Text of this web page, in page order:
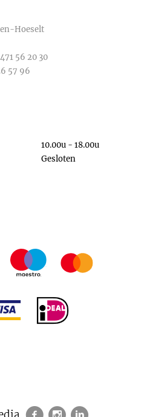
Hoeselt
56 20 30
57 96
10.00u - 18.00u
Gesloten